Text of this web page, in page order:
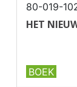
80-019-
HET
BOEK